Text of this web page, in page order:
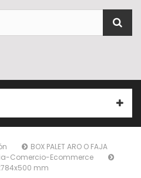
Comercio-Ecommerce
BOX PALET ARO O FAJA
mm